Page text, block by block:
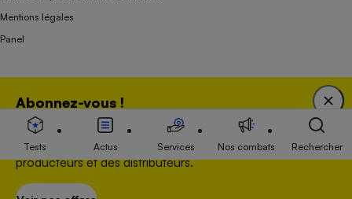
Abonnez-vous !
Bénéficiez d'une expertise unique tout en soutenant
une association 100 % indépendante de l'Etat, des
producteurs et des distributeurs.
Mentions légales
Panel
Association indépendante de l’État, des syndicats, des producteurs et des
distributeurs depuis 1951.
Tests Actus Services Nos combats Rechercher